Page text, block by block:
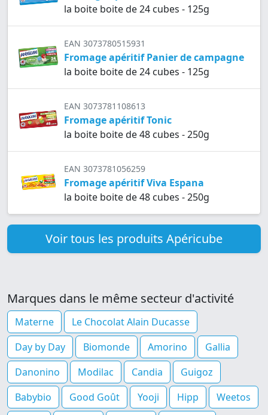
la boite boite de 24 cubes - 125g
EAN 3073780515931
Fromage apéritif Panier de campagne
la boite boite de 24 cubes - 125g
EAN 3073781108613
Fromage apéritif Tonic
la boite boite de 48 cubes - 250g
EAN 3073781056259
Fromage apéritif Viva Espana
la boite boite de 48 cubes - 250g
Voir tous les produits Apéricube
Marques dans le même secteur d'activité
Materne
Le Chocolat Alain Ducasse
Day by Day
Biomonde Amorino
Gallia
Danonino
Modilac Candia
Guigoz
Babybio
Good Goût Yooji Hipp
Weetos